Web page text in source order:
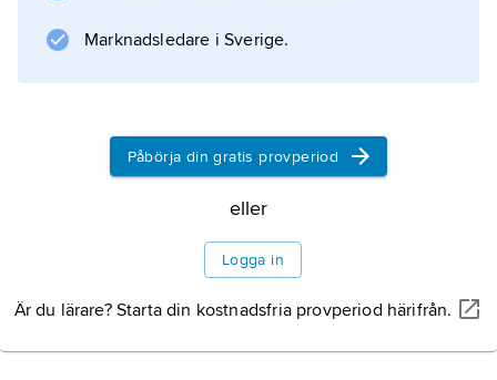
Marknadsledare i Sverige.
Påbörja din gratis provperiod
eller
Logga in
Är du lärare? Starta din kostnadsfria provperiod härifrån.